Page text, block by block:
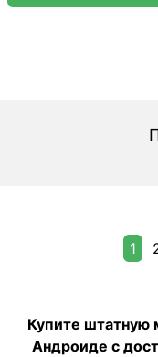
1
Купите штатную
Андроиде c